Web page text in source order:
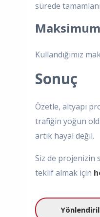
sürede
Kullandığımız
Sonuç
Özetle, altyapı
trafiğin yoğun
artık hayal değil.
Siz de projenizin
teklif almak için